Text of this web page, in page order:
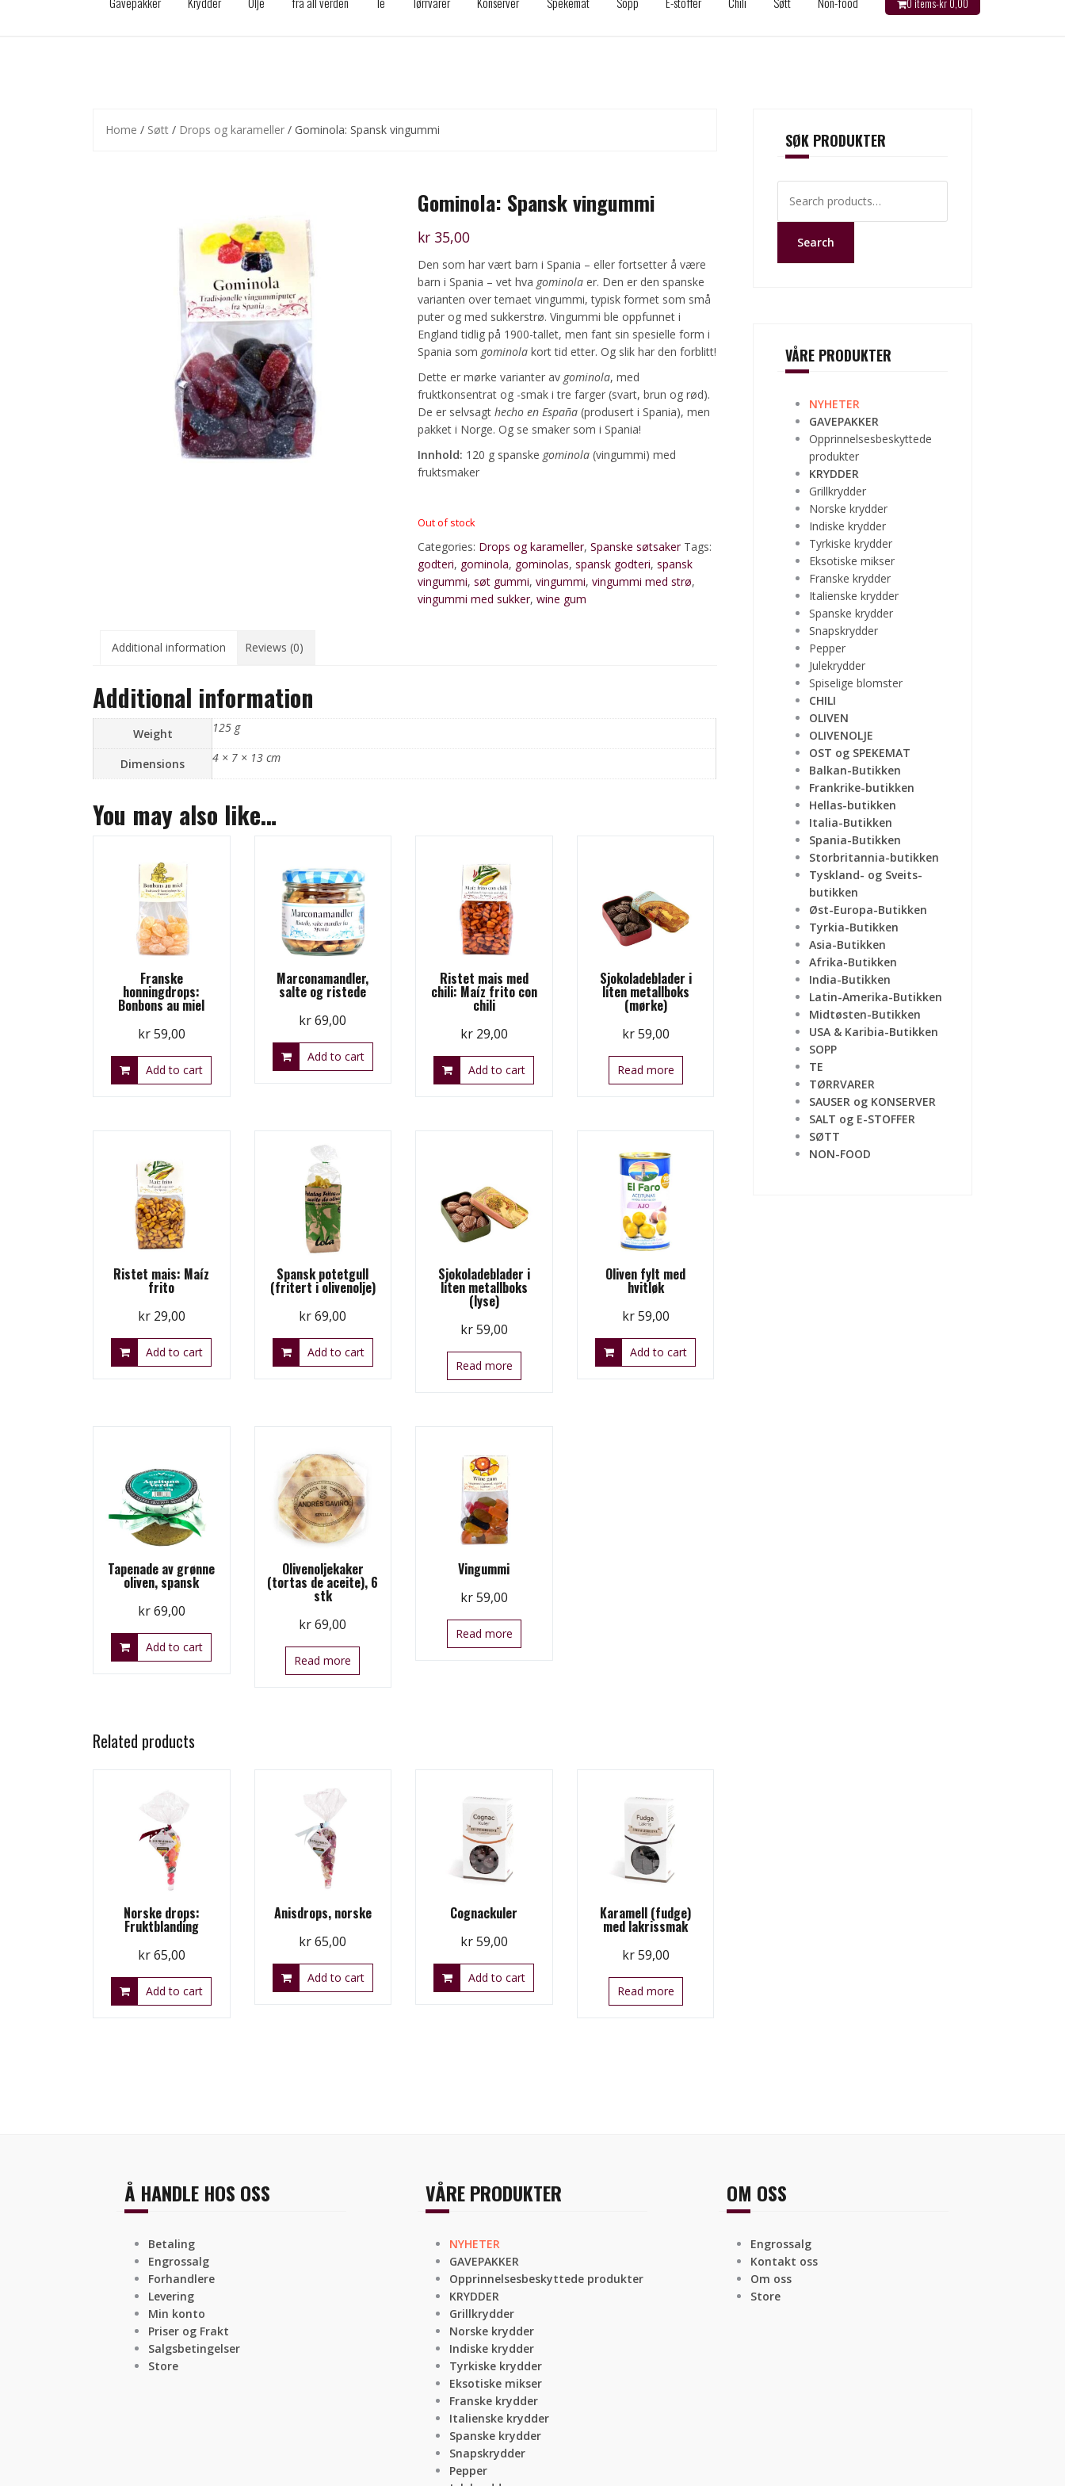
0 items-kr0,00
Home / Søtt / Drops og karameller / Gominola: Spansk vingummi
Gominola: Spansk vingummi
kr35,00
Den som har vært barn i Spania – eller fortsetter å være
barn i Spania – vet hva gominolaer. Den er den spanske
varianten over temaet vingummi, typisk formet som små
puter og med sukkerstrø. Vingummi ble oppfunnet i
England tidlig på 1900-tallet, men fant sin spesielle form i
Spania som gominolakort tid etter. Og slik har den forblitt!
Dette er mørke varianter av gominola, med
fruktkonsentrat og -smak i tre farger (svart, brun og rød).
De er selvsagt hecho en España(produsert i Spania), men
pakket i Norge. Og se smaker som i Spania!
Innhold: 120 g spanske gominola(vingummi) med
fruktsmaker
Out of stock
Categories: Drops og karameller, Spanske søtsaker Tags:
godteri, gominola, gominolas, spansk godteri, spansk
vingummi, søt gummi, vingummi, vingummi med strø,
vingummi med sukker, wine gum
Additional information Reviews (0)
Additional information
Weight 125 g
Dimensions 4 × 7 × 13 cm
You may also like…
Franske
honningdrops:
Bonbons au miel
kr59,00
Add to cart
Marconamandler,
salte og ristede
kr69,00
Add to cart
Ristet mais med
chili: Maíz frito con
chili
kr29,00
Add to cart
Sjokoladeblader i
liten metallboks
(mørke)
kr59,00
Read more
Ristet mais: Maíz
frito
kr29,00
Add to cart
Spansk potetgull
(fritert i olivenolje)
kr69,00
Add to cart
Sjokoladeblader i
liten metallboks
(lyse)
kr59,00
Read more
Oliven fylt med
hvitløk
kr59,00
Add to cart
Tapenade av grønne
oliven, spansk
kr69,00
Add to cart
Olivenoljekaker
(tortas de aceite), 6
stk
kr69,00
Read more
Vingummi
kr59,00
Read more
Related products
Norske drops:
Fruktblanding
kr65,00
Add to cart
Anisdrops, norske
kr65,00
Add to cart
Cognackuler
kr59,00
Add to cart
Karamell (fudge)
med lakrissmak
kr59,00
Read more
SØK PRODUKTER
for:
Search
VÅRE PRODUKTER
NYHETER
GAVEPAKKER
Opprinnelsesbeskyttede
produkter
KRYDDER
Grillkrydder
Norske krydder
Indiske krydder
Tyrkiske krydder
Eksotiske mikser
Franske krydder
Italienske krydder
Spanske krydder
Snapskrydder
Pepper
Julekrydder
Spiselige blomster
CHILI
OLIVEN
OLIVENOLJE
OST og SPEKEMAT
Balkan-Butikken
Frankrike-butikken
Hellas-butikken
Italia-Butikken
Spania-Butikken
Storbritannia-butikken
Tyskland- og Sveits-
butikken
Øst-Europa-Butikken
Tyrkia-Butikken
Asia-Butikken
Afrika-Butikken
India-Butikken
Latin-Amerika-Butikken
Midtøsten-Butikken
USA & Karibia-Butikken
SOPP
TE
TØRRVARER
SAUSER og KONSERVER
SALT og E-STOFFER
SØTT
NON-FOOD
Å HANDLE HOS OSS
Betaling
Engrossalg
Forhandlere
Levering
Min konto
Priser og Frakt
Salgsbetingelser
Store
VÅRE PRODUKTER
NYHETER
GAVEPAKKER
Opprinnelsesbeskyttede produkter
KRYDDER
Grillkrydder
Norske krydder
Indiske krydder
Tyrkiske krydder
Eksotiske mikser
Franske krydder
Italienske krydder
Spanske krydder
Snapskrydder
Pepper
OM OSS
Engrossalg
Kontakt oss
Om oss
Store